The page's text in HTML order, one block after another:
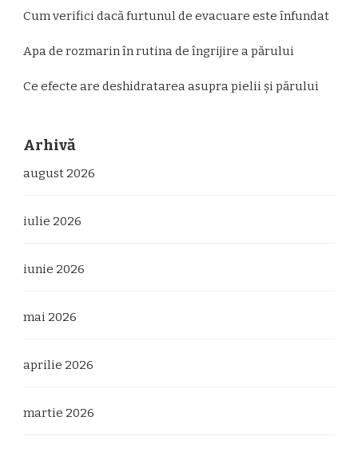
Cum verifici dacă furtunul de evacuare este înfundat
Apa de rozmarin în rutina de îngrijire a părului
Ce efecte are deshidratarea asupra pielii și părului
Arhivă
august 2026
iulie 2026
iunie 2026
mai 2026
aprilie 2026
martie 2026